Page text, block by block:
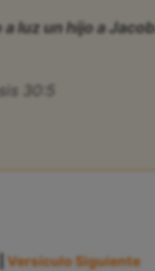
luz un hijo a Jacob.’
30:5
|Versículo Siguiente